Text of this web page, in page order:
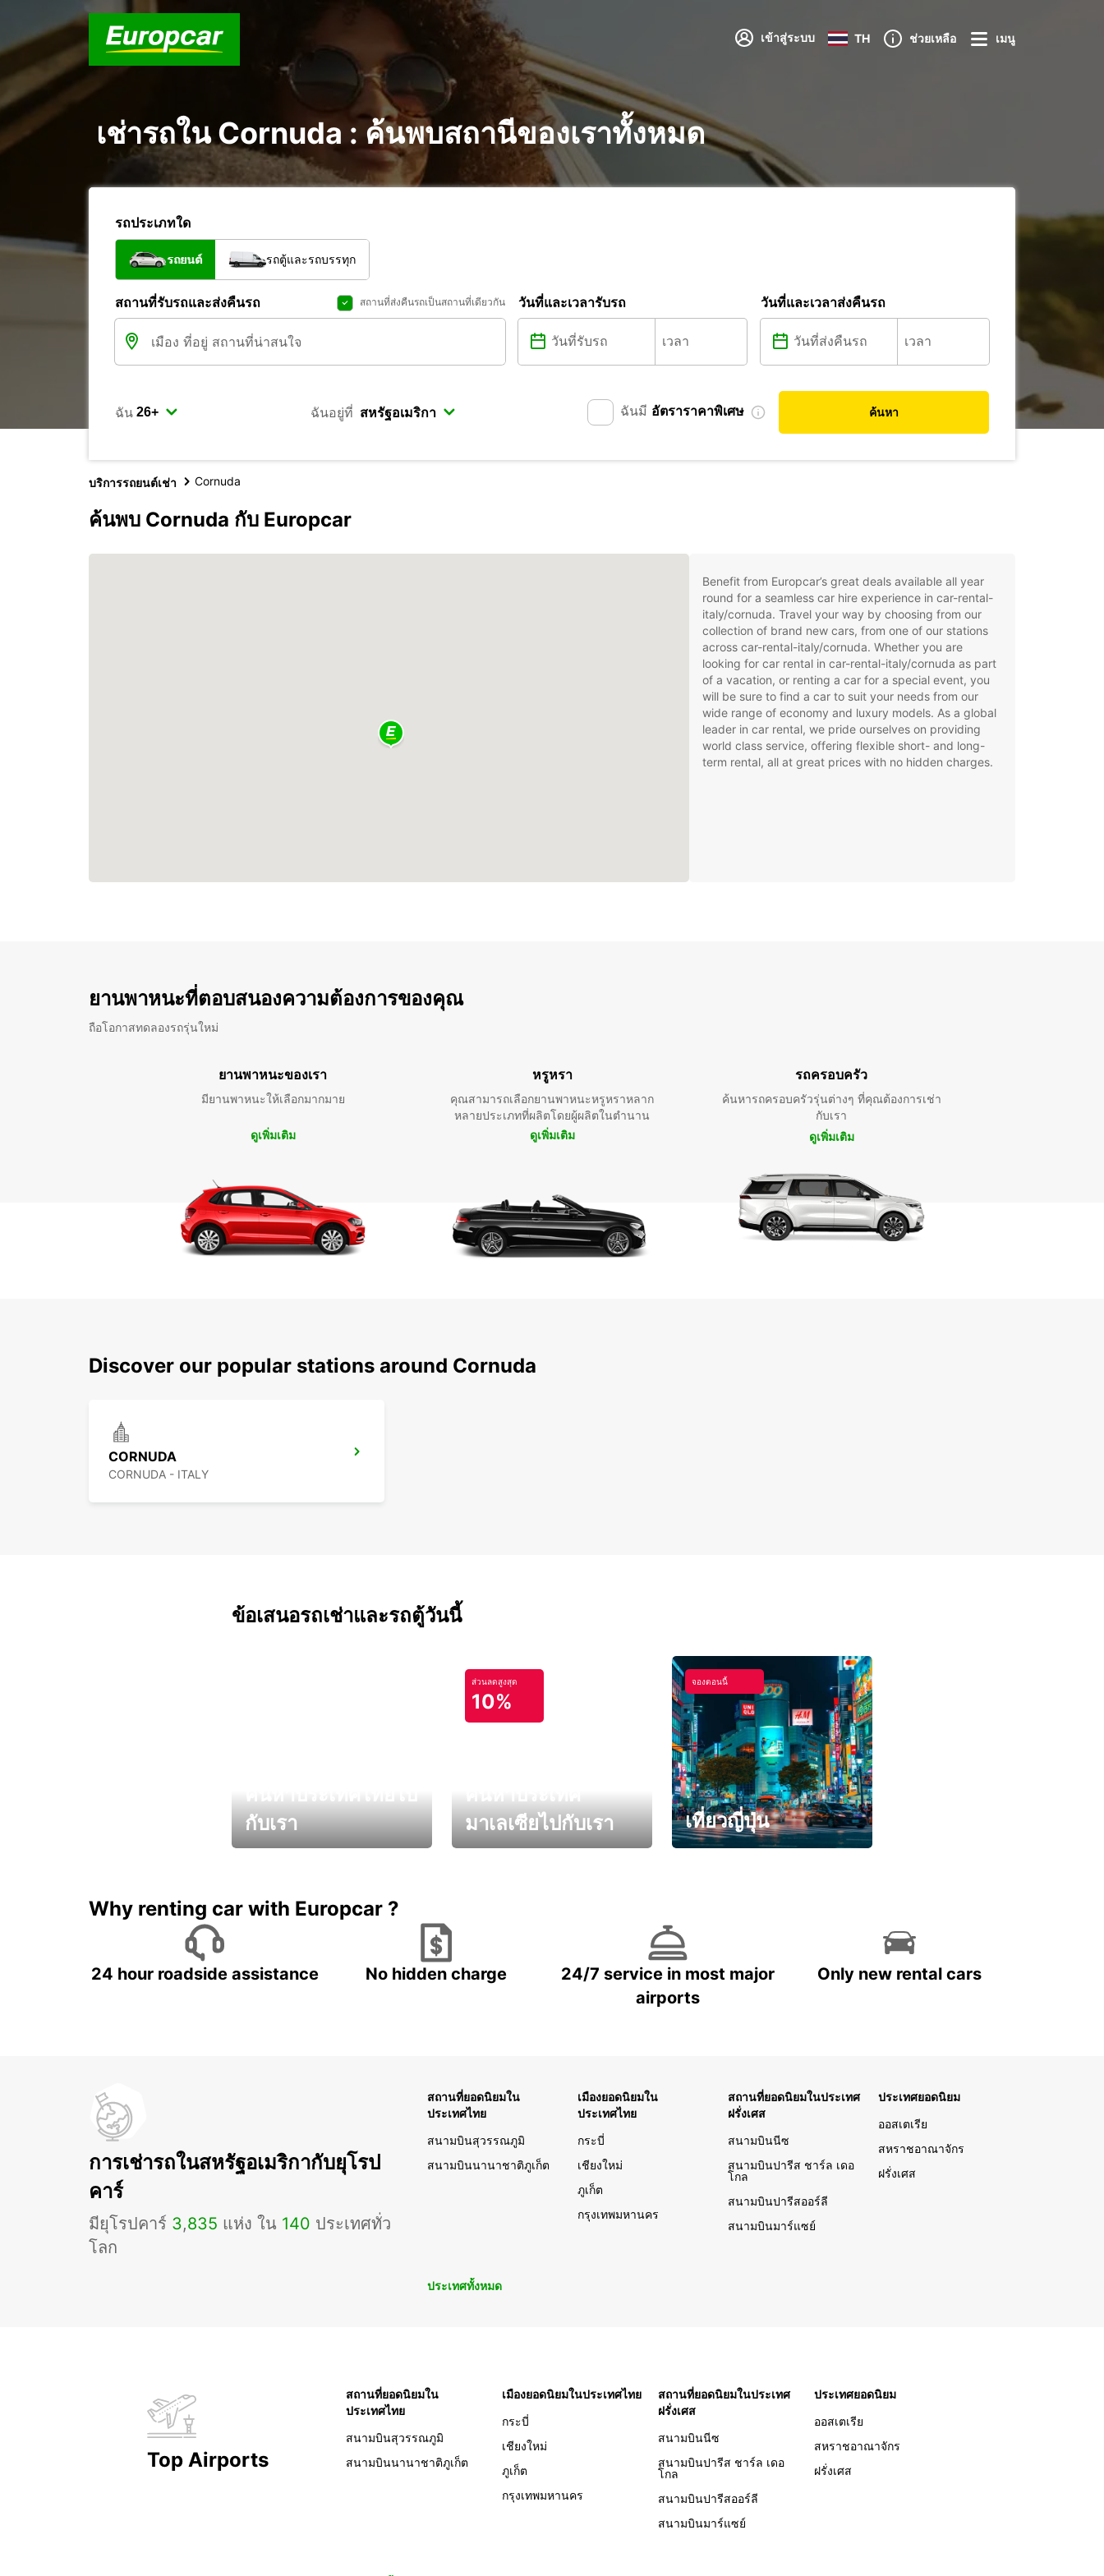
เข้าสู่ระบบ TH ช่วยเหลือ เมนู
เช่ารถใน Cornuda : ค้นพบสถานีของเราทั้งหมด
รถประเภทใด
รถยนต์ รถตู้และรถบรรทุก
สถานที่รับรถและส่งคืนรถ สถานที่ส่งคืนรถเป็นสถานที่เดียวกัน วันที่และเวลารับรถ วันที่และเวลาส่งคืนรถ
ฉัน ฉันอยู่ที่ ฉันมี อัตราราคาพิเศษ ค้นหา
บริการรถยนต์เช่า Cornuda
ค้นพบ Cornuda กับ Europcar
Benefit from Europcar’s great deals available all year
round for a seamless car hire experience in car-rental-
italy/cornuda. Travel your way by choosing from our
collection of brand new cars, from one of our stations
across car-rental-italy/cornuda. Whether you are
looking for car rental in car-rental-italy/cornuda as part
of a vacation, or renting a car for a special event, you
will be sure to find a car to suit your needs from our
wide range of economy and luxury models. As a global
leader in car rental, we pride ourselves on providing
world class service, offering flexible short- and long-
term rental, all at great prices with no hidden charges.
ยานพาหนะที่ตอบสนองความต้องการของคุณ
ถือโอกาสทดลองรถรุ่นใหม่
ยานพาหนะของเรา
มียานพาหนะให้เลือกมากมาย
ดูเพิ่มเติม
หรูหรา
คุณสามารถเลือกยานพาหนะหรูหราหลาก
หลายประเภทที่ผลิตโดยผู้ผลิตในตำนาน
ดูเพิ่มเติม
รถครอบครัว
ค้นหารถครอบครัวรุ่นต่างๆ ที่คุณต้องการเช่า
กับเรา
ดูเพิ่มเติม
Discover our popular stations around Cornuda
CORNUDA
CORNUDA - ITALY
ข้อเสนอรถเช่าและรถตู้วันนี้
กับเรา
ส่วนลดสูงสุด
10%
มาเลเซียไปกับเรา
จองตอนนี้
เที่ยวญี่ปุ่น
Why renting car with Europcar ?
24 hour roadside assistance No hidden charge
24/7 service in most major
airports
Only new rental cars
การเช่ารถในสหรัฐอเมริกากับยุโรป
คาร์
มียุโรปคาร์ 3,835 แห่ง ใน 140 ประเทศทั่ว
โลก
สถานที่ยอดนิยมใน
ประเทศไทย
สนามบินสุวรรณภูมิ
สนามบินนานาชาติภูเก็ต
เมืองยอดนิยมใน
ประเทศไทย
กระบี่
เชียงใหม่
ภูเก็ต
กรุงเทพมหานคร
สถานที่ยอดนิยมในประเทศ
ฝรั่งเศส
สนามบินนีซ
สนามบินปารีส ชาร์ล เดอ
โกล
สนามบินปารีสออร์ลี
สนามบินมาร์แซย์
ประเทศยอดนิยม
ออสเตเรีย
สหราชอาณาจักร
ฝรั่งเศส
ประเทศทั้งหมด
Top Airports
สถานที่ยอดนิยมใน
ประเทศไทย
สนามบินสุวรรณภูมิ
สนามบินนานาชาติภูเก็ต
เมืองยอดนิยมในประเทศไทย
กระบี่
เชียงใหม่
ภูเก็ต
กรุงเทพมหานคร
สถานที่ยอดนิยมในประเทศ
ฝรั่งเศส
สนามบินนีซ
สนามบินปารีส ชาร์ล เดอ
โกล
สนามบินปารีสออร์ลี
สนามบินมาร์แซย์
ประเทศยอดนิยม
ออสเตเรีย
สหราชอาณาจักร
ฝรั่งเศส